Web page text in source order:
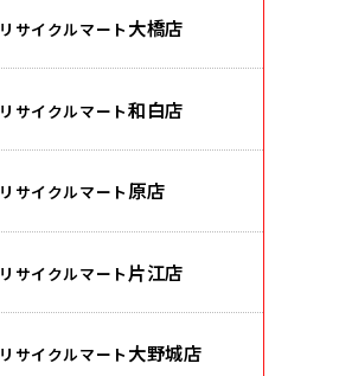
リサイクルマート 大橋店
リサイクルマート和白店
リサイクルマート 原店
リサイクルマート 片江店
リサイクルマート 大野城店